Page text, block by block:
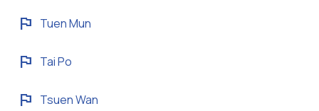
flag Tuen Mun
flag Tai Po
flag Tsuen Wan